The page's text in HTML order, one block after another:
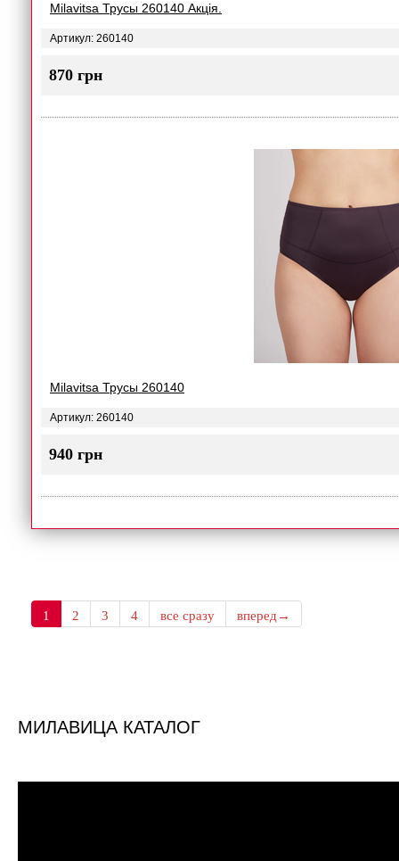
Milavitsa Трусы 260140 Акція.
Артикул: 260140
870 грн
Milavitsa Трусы 260140
Артикул: 260140
940 грн
1 2 3 4 все сразу вперед→
МИЛАВИЦА КАТАЛОГ